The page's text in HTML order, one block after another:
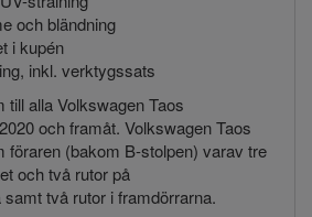
och bländning
i kupén
inkl. verktygssats
till alla Volkswagen Taos
och framåt. Volkswagen Taos
föraren (bakom B-stolpen) varav tre
och två rutor på
två rutor i framdörrarna.